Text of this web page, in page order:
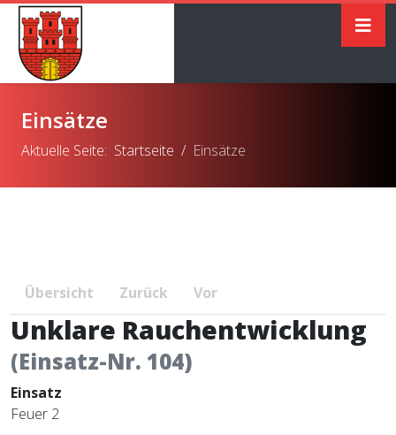
Einsätze
Aktuelle Seite: Startseite Einsätze
Übersicht Zurück Vor
Unklare Rauchentwicklung
(Einsatz-Nr. 104)
Einsatz
Feuer 2